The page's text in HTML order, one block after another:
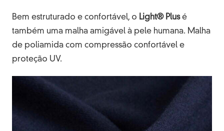
Bem estruturado e confortável, o Light® Plusé
também uma malha amigável à pele humana. Malha
de poliamida com compressão confortável e
proteção UV.